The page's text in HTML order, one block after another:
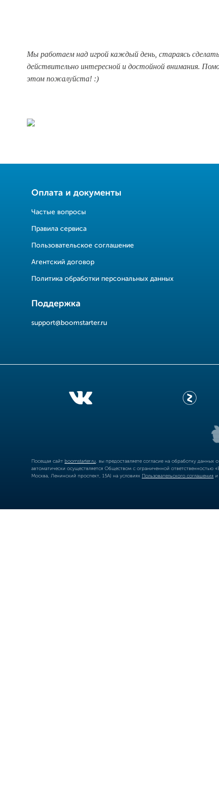
Мы работаем над игрой каждый день, стараясь
действительно интересной и достойной внимания.
этом пожалуйста! :)
Оплата и документы
Частые вопросы
Правила сервиса
Пользовательское соглашение
Агентский договор
Политика обработки персональных данных
Поддержка
support@boomstarter.ru
Посещая сайт boomstarter.ru , вы предоставляете согласие на обработку
автоматически осуществляется Обществом с ограниченной
Москва, Ленинский проспект, 15А) на условиях Пользовательского соглашения и